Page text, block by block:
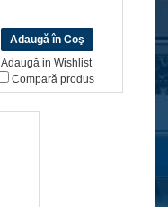
Adaugă in Wishlist
Compară produs